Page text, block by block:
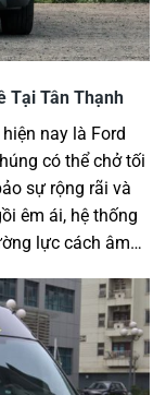
Tại Tân Thạnh
nay là Ford
có thể chở tối
sự rộng rãi và
êm ái, hệ thống
lực cách âm…